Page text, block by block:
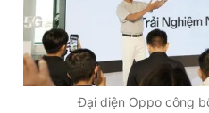
Theo dõi báo trên
Đại diện Oppo công